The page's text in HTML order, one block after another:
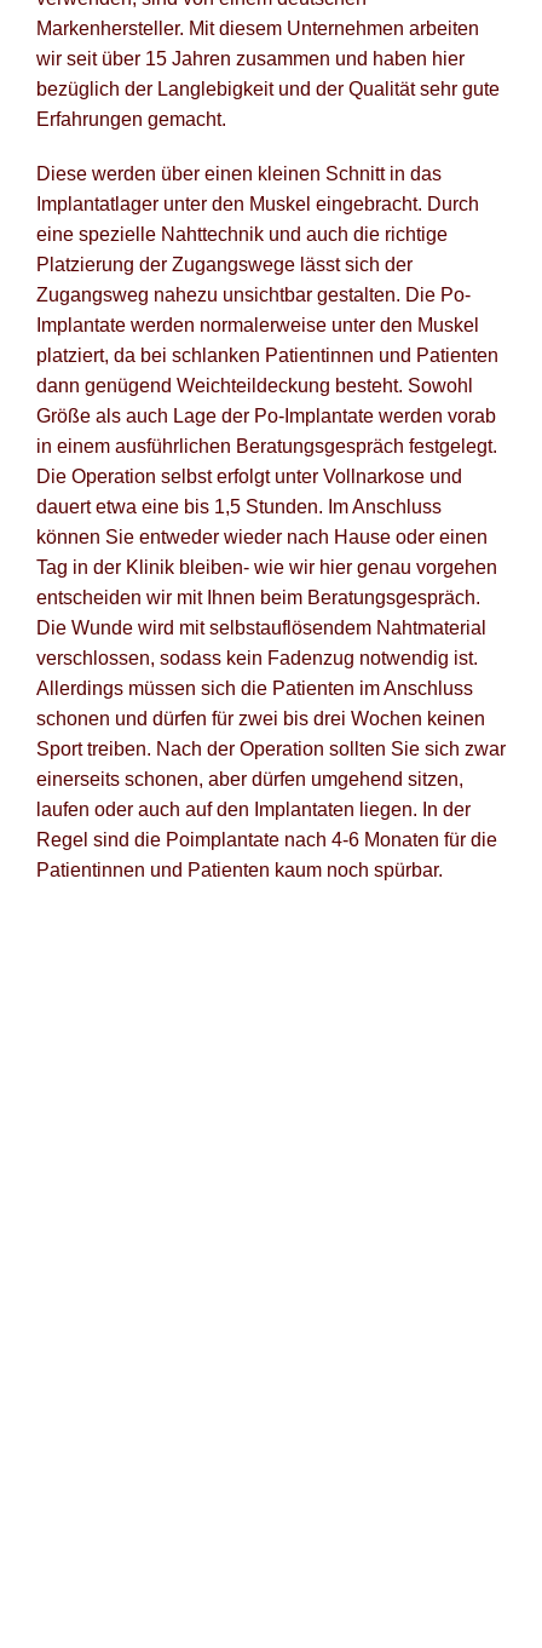
Markenhersteller. Mit diesem Unternehmen arbeiten
wir seit über 15 Jahren zusammen und haben hier
bezüglich der Langlebigkeit und der Qualität sehr gute
Erfahrungen gemacht.
Diese werden über einen kleinen Schnitt in das
Implantatlager unter den Muskel eingebracht. Durch
eine spezielle Nahttechnik und auch die richtige
Platzierung der Zugangswege lässt sich der
Zugangsweg nahezu unsichtbar gestalten. Die Po-
Implantate werden normalerweise unter den Muskel
platziert, da bei schlanken Patientinnen und Patienten
dann genügend Weichteildeckung besteht. Sowohl
Größe als auch Lage der Po-Implantate werden vorab
in einem ausführlichen Beratungsgespräch festgelegt.
Die Operation selbst erfolgt unter Vollnarkose und
dauert etwa eine bis 1,5 Stunden. Im Anschluss
können Sie entweder wieder nach Hause oder einen
Tag in der Klinik bleiben- wie wir hier genau vorgehen
entscheiden wir mit Ihnen beim Beratungsgespräch.
Die Wunde wird mit selbstauflösendem Nahtmaterial
verschlossen, sodass kein Fadenzug notwendig ist.
Allerdings müssen sich die Patienten im Anschluss
schonen und dürfen für zwei bis drei Wochen keinen
Sport treiben. Nach der Operation sollten Sie sich zwar
einerseits schonen, aber dürfen umgehend sitzen,
laufen oder auch auf den Implantaten liegen. In der
Regel sind die Poimplantate nach 4-6 Monaten für die
Patientinnen und Patienten kaum noch spürbar.